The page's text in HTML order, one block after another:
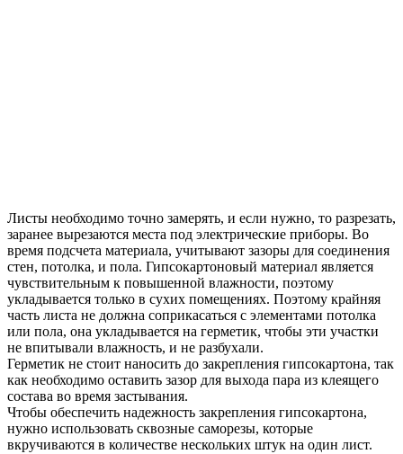
Листы необходимо точно замерять, и если нужно, то разрезать,
заранее вырезаются места под электрические приборы. Во
время подсчета материала, учитывают зазоры для соединения
стен, потолка, и пола. Гипсокартоновый материал является
чувствительным к повышенной влажности, поэтому
укладывается только в сухих помещениях. Поэтому крайняя
часть листа не должна соприкасаться с элементами потолка
или пола, она укладывается на герметик, чтобы эти участки
не впитывали влажность, и не разбухали.
Герметик не стоит наносить до закрепления гипсокартона, так
как необходимо оставить зазор для выхода пара из клеящего
состава во время застывания.
Чтобы обеспечить надежность закрепления гипсокартона,
нужно использовать сквозные саморезы, которые
вкручиваются в количестве нескольких штук на один лист.